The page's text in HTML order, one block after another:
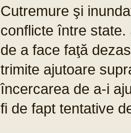
Cutremure şi
conflicte între
de a face faţă
trimite ajutoare
încercarea de a-i
fi de fapt tentative